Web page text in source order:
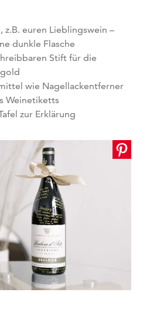
z.B. euren Lieblingswein –
dunkle Flasche
Stift für die
wie Nagellackentferner
Weinetiketts
zur Erklärung